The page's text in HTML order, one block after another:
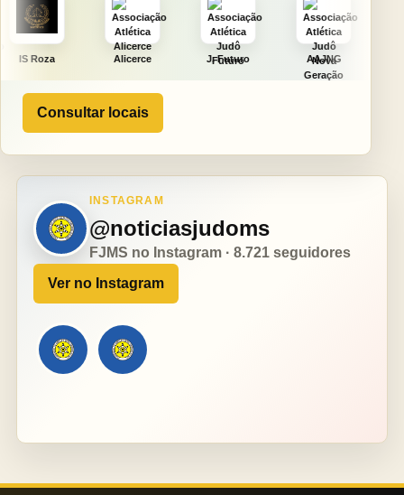
Alicerce J. Futuro AAJNG TSURU
Consultar locais
INSTAGRAM
@noticiasjudoms
FJMS no Instagram · 8.721 seguidores
Ver no Instagram